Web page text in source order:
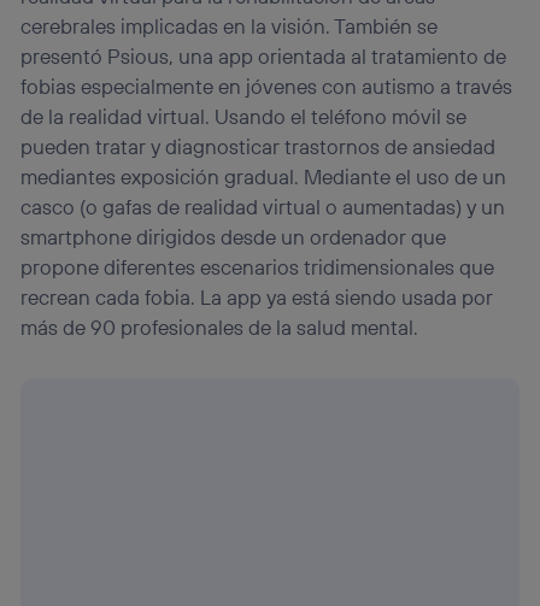
cerebrales implicadas en la visión. También se
presentó Psious, una app orientada al tratamiento de
fobias especialmente en jóvenes con autismo a través
de la realidad virtual. Usando el teléfono móvil se
pueden tratar y diagnosticar trastornos de ansiedad
mediantes exposición gradual. Mediante el uso de un
casco (o gafas de realidad virtual o aumentadas) y un
smartphone dirigidos desde un ordenador que
propone diferentes escenarios tridimensionales que
recrean cada fobia. La app ya está siendo usada por
más de 90 profesionales de la salud mental.